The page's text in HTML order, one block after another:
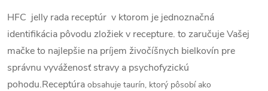
HFC jelly rada receptúr v ktorom je jednoznačná
identifikácia pôvodu zložiek v recepture. to zaručuje Vašej
mačke to najlepšie na príjem živočíšnych bielkovín pre
správnu vyváženosť stravy a psychofyzickú
pohodu.Receptúra obsahuje taurín, ktorý pôsobí ako